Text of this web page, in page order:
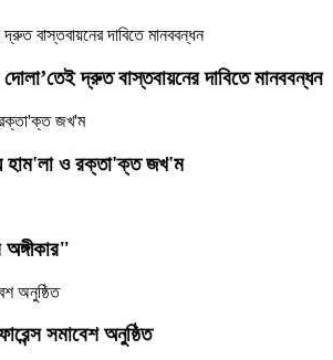
দোলা’তেই দ্রুত বাস্তবায়নের দাবিতে মানববন্ধন
হাম'লা ও রক্তা'ক্ত জখ'ম
সমাবেশ অনুষ্ঠিত